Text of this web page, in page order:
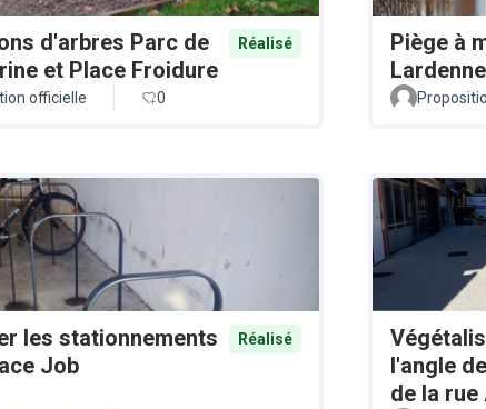
d'arbres Parc de
et Place Froidure
Réalisé
officielle 0
Piège à
Lardenne
les stationnements
Job
Réalisé
l'angle
de la rue